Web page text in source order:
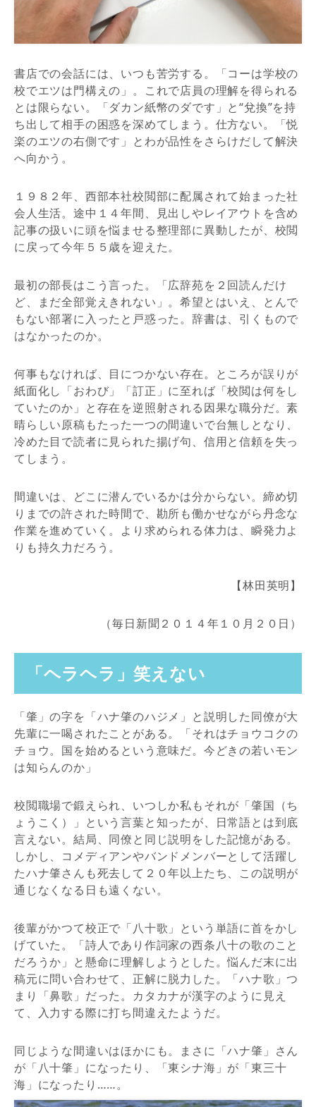
書店での会話には、いつも苦労する。「コーは学校の
校でエツは門構えの」。これで店員の理解を得られる
とは限らない。「ダカン紙幣のダです」と“兌換”を持
ち出して相手の困惑を深めてしまう。仕方ない。「悦
楽のエツの右側です」とわが品性をさらけだして解決
へ向かう。
１９８２年、西部本社校閲部に配属されて始まった社
会人生活。途中１４年間、見出しやレイアウトを含め
記事の扱いに頭を悩ませる整理部に異動したが、校閲
に戻って今年５５歳を迎えた。
最初の部長はこう言った。「広辞苑を２回読んだけ
ど、まだ全部覚えきれない」。希望とはいえ、とんで
もない部署に入ったと戸惑った。辞書は、引くもので
はなかったのか。
何事もなければ、目につかない存在。ところが誤りが
紙面化し「おわび」「訂正」に至れば「校閲は何をし
ていたのか」と存在を逆照射される因果な職分だ。素
晴らしい原稿もたった一つの間違いで台無しとなり、
冷めた目で読者に見られた揚げ句、信用と信頼を失っ
てしまう。
間違いは、どこに潜んでいるかは分からない。締め切
りまでの許された時間で、勘所も働かせながら丹念な
作業を進めていく。より求められる体力は、瞬発力よ
りも持久力だろう。
【林田英明】
（毎日新聞２０１４年１０月２０日）
「ヘラヘラ」笑えない
「肇」の字を「ハナ肇のハジメ」と説明した同僚が大
先輩に一喝されたことがある。「それはチョウコクの
チョウ。国を始めるという意味だ。今どきの若いモン
は知らんのか」
校閲職場で鍛えられ、いつしか私もそれが「肇国（ち
ょうこく）」という言葉と知ったが、日常語とは到底
言えない。結局、同僚と同じ説明をした記憶がある。
しかし、コメディアンやバンドメンバーとして活躍し
たハナ肇さんも死去して２０年以上たち、この説明が
通じなくなる日も遠くない。
後輩がかつて校正で「八十歌」という単語に首をかし
げていた。「詩人であり作詞家の西条八十の歌のこと
だろうか」と懸命に理解しようとした。悩んだ末に出
稿元に問い合わせて、正解に脱力した。「ハナ歌」つ
まり「鼻歌」だった。カタカナが漢字のように見え
て、入力する際に打ち間違えたようだ。
同じような間違いはほかにも。まさに「ハナ肇」さん
が「八十肇」になったり、「東シナ海」が「東三十
海」になったり……。